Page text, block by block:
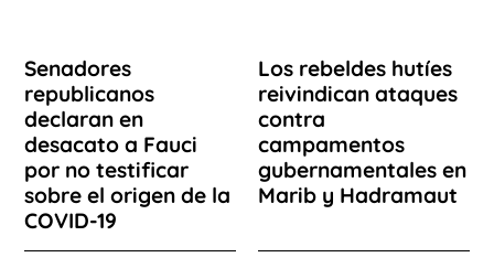
Senadores
republicanos
declaran en
desacato a Fauci
por no testificar
sobre el origen de la
COVID-19
Los rebeldes hutíes
reivindican ataques
contra
campamentos
gubernamentales en
Marib y Hadramaut